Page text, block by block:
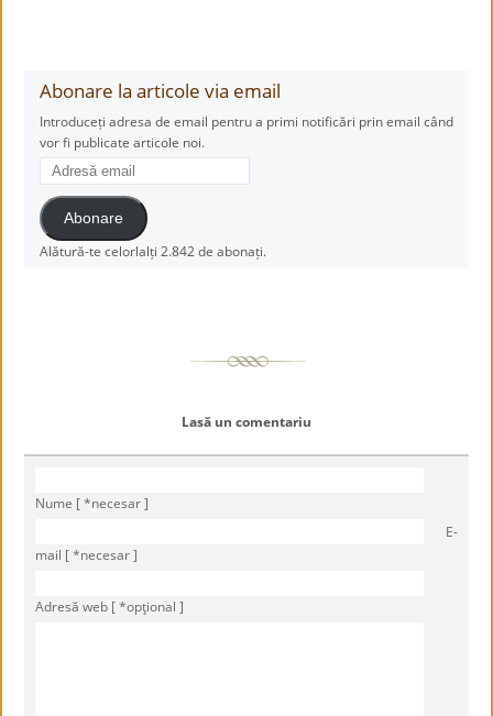
Abonare la articole via email
Introduceți adresa de email pentru a primi notificări prin email când
vor fi publicate articole noi.
Adresă
email
Abonare
Alătură-te celorlalți 2.842 de abonați.
Lasă un comentariu
Nume [ *necesar ]
E-
mail [ *necesar ]
Adresă web [ *opţional ]